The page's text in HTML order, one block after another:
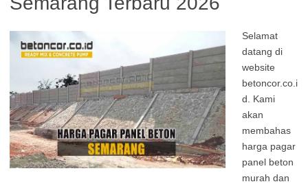
Selamat
datang di
website
betoncor.co.i
d. Kami
akan
membahas
harga pagar
panel beton
murah dan